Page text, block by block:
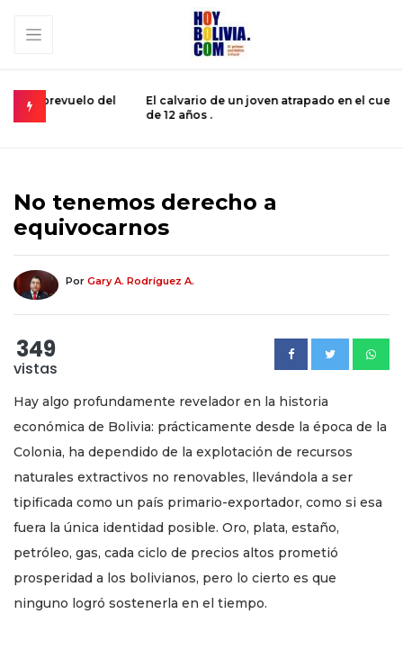
El calvario de un joven atrapado en el cuerpo de un niño
No tenemos derecho a
equivocarnos
Por Gary A. Rodríguez A.
349
vistas
Hay algo profundamente revelador en la historia
económica de Bolivia: prácticamente desde la época de la
Colonia, ha dependido de la explotación de recursos
naturales extractivos no renovables, llevándola a ser
tipificada como un país primario-exportador, como si esa
fuera la única identidad posible. Oro, plata, estaño,
petróleo, gas, cada ciclo de precios altos prometió
prosperidad a los bolivianos, pero lo cierto es que
ninguno logró sostenerla en el tiempo.